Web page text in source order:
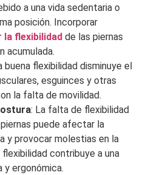
a una vida sedentaria o
posición. Incorporar
la flexibilidad de las piernas
acumulada.
buena flexibilidad disminuye el
esguinces y otras
la falta de movilidad.
: La falta de flexibilidad
puede afectar la
y provocar molestias en la
flexibilidad contribuye a una
y ergonómica.